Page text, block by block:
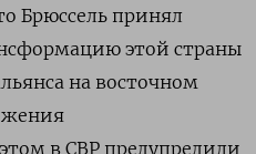
Брюссель принял
этой страны
на восточном
в СВР предупредили